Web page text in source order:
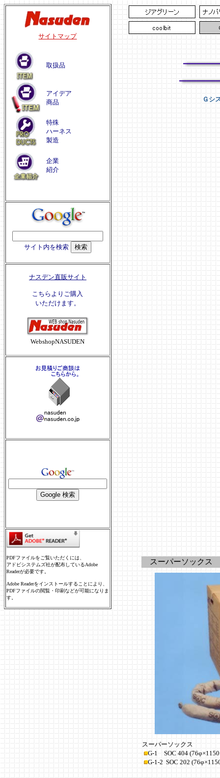
サイトマップ
取扱品
アイデア
商品
特殊
ハーネス
製造
企業
紹介
サイト内を検索
ナスデン直販サイト
こちらよりご購入
いただけます。
WebshopNASUDEN
PDFファイルをご覧いただくには、
アドビシステムズ社が配布しているAdobe
Readerが必要です。
Adobe Readerをインストールすることにより、
PDFファイルの閲覧・印刷などが可能になりま
す。
Ｇシ
スーパーソックス
スーパーソックス
G-1 SOC 404
G-1-2 SOC 202